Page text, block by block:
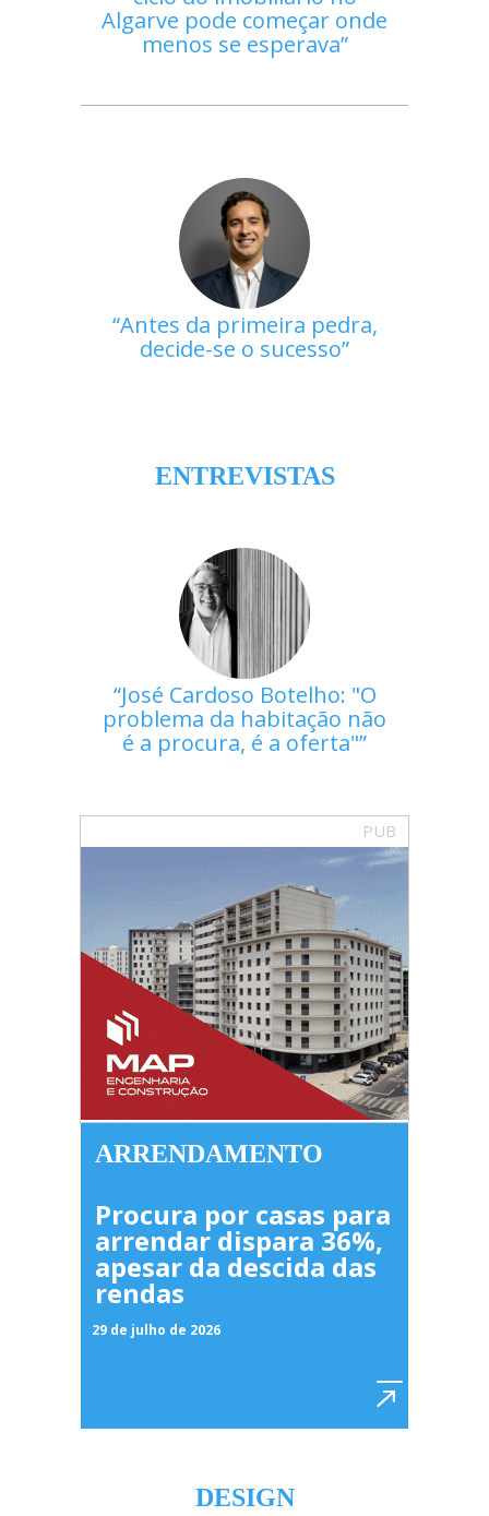
Algarve pode começar onde
menos se esperava
Antes da primeira pedra,
decide-se o sucesso
ENTREVISTAS
José Cardoso Botelho: "O
problema da habitação não
é a procura, é a oferta"
PUB
ARRENDAMENTO
Procura por casas para
arrendar dispara 36%,
apesar da descida das
rendas
29 de julho de 2026
DESIGN